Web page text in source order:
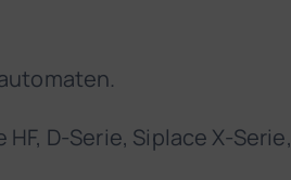
D-Serie, Siplace X-Serie,